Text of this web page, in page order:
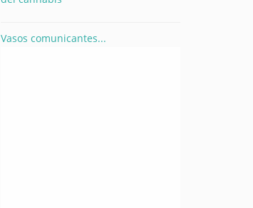
Vasos comunicantes...